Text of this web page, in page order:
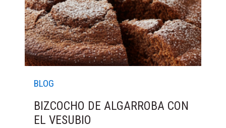
BLOG
BIZCOCHO DE ALGARROBA CON
EL VESUBIO